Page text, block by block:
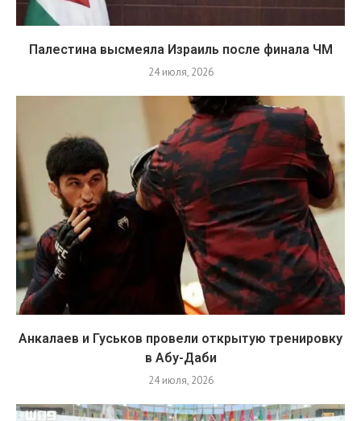
Палестина высмеяла Израиль после финала ЧМ
24 июля, 2026
Анкалаев и Гуськов провели открытую тренировку
в Абу-Даби
24 июля, 2026